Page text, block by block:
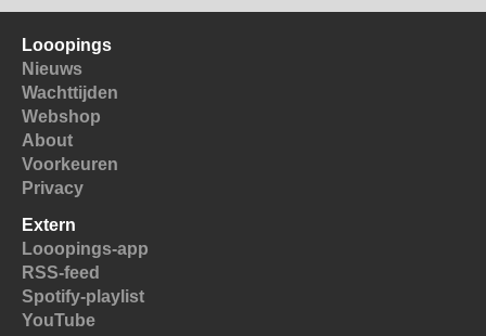
Looopings
Nieuws
Wachttijden
Webshop
About
Voorkeuren
Privacy
Extern
Looopings-app
RSS-feed
Spotify-playlist
YouTube